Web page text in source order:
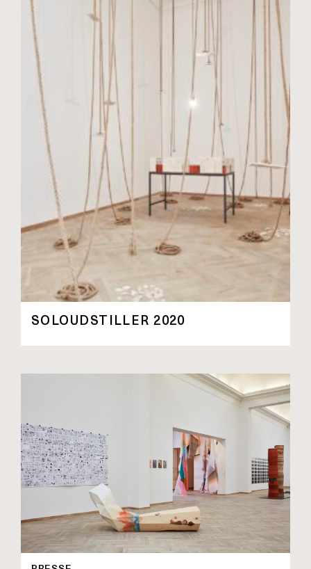
SOLOUDSTILLER 2020